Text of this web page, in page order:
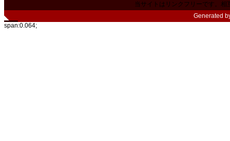
当サイトはリンクフリーです。相
Generated
span:0.064;